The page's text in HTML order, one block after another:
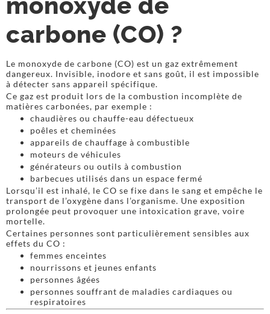
carbone (CO) ?
Le monoxyde de carbone (CO) est un gaz extrêmement
dangereux. Invisible, inodore et sans goût, il est impossible
à détecter sans appareil spécifique.
Ce gaz est produit lors de la combustion incomplète de
matières carbonées, par exemple :
chaudières ou chauffe-eau défectueux
poêles et cheminées
appareils de chauffage à combustible
moteurs de véhicules
générateurs ou outils à combustion
barbecues utilisés dans un espace fermé
Lorsqu’il est inhalé, le CO se fixe dans le sang et empêche le
transport de l’oxygène dans l’organisme. Une exposition
prolongée peut provoquer une intoxication grave, voire
mortelle.
Certaines personnes sont particulièrement sensibles aux
effets du CO :
femmes enceintes
nourrissons et jeunes enfants
personnes âgées
personnes souffrant de maladies cardiaques ou
respiratoires